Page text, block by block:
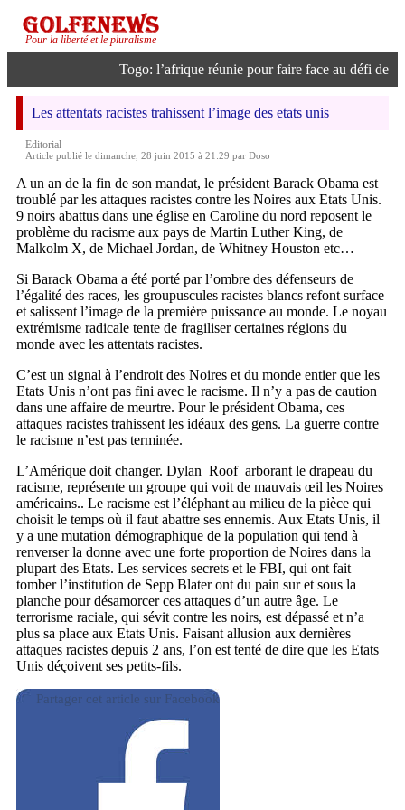
Pour la liberté et le pluralisme
Togo: l’afrique réunie pour faire face au défi de
Les attentats racistes trahissent l’image des etats unis
Editorial
Article publié le dimanche, 28 juin 2015 à 21:29 par Doso
A un an de la fin de son mandat, le président Barack Obama est
troublé par les attaques racistes contre les Noires aux Etats Unis.
9 noirs abattus dans une église en Caroline du nord reposent le
problème du racisme aux pays de Martin Luther King, de
Malkolm X, de Michael Jordan, de Whitney Houston etc…
Si Barack Obama a été porté par l’ombre des défenseurs de
l’égalité des races, les groupuscules racistes blancs refont surface
et salissent l’image de la première puissance au monde. Le noyau
extrémisme radicale tente de fragiliser certaines régions du
monde avec les attentats racistes.
C’est un signal à l’endroit des Noires et du monde entier que les
Etats Unis n’ont pas fini avec le racisme. Il n’y a pas de caution
dans une affaire de meurtre. Pour le président Obama, ces
attaques racistes trahissent les idéaux des gens. La guerre contre
le racisme n’est pas terminée.
L’Amérique doit changer. Dylan Roof arborant le drapeau du
racisme, représente un groupe qui voit de mauvais œil les Noires
américains.. Le racisme est l’éléphant au milieu de la pièce qui
choisit le temps où il faut abattre ses ennemis. Aux Etats Unis, il
y a une mutation démographique de la population qui tend à
renverser la donne avec une forte proportion de Noires dans la
plupart des Etats. Les services secrets et le FBI, qui ont fait
tomber l’institution de Sepp Blater ont du pain sur et sous la
planche pour désamorcer ces attaques d’un autre âge. Le
terrorisme raciale, qui sévit contre les noirs, est dépassé et n’a
plus sa place aux Etats Unis. Faisant allusion aux dernières
attaques racistes depuis 2 ans, l’on est tenté de dire que les Etats
Unis déçoivent ses petits-fils.
Partager cet article sur Facebook